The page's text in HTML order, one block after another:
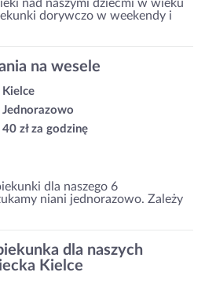
nad naszymi dziećmi w wieku
dorywczo w weekendy i
na wesele
Kielce
Jednorazowo
40 zł za godzinę
dla naszego 6
niani jednorazowo. Zależy
dla naszych
Kielce